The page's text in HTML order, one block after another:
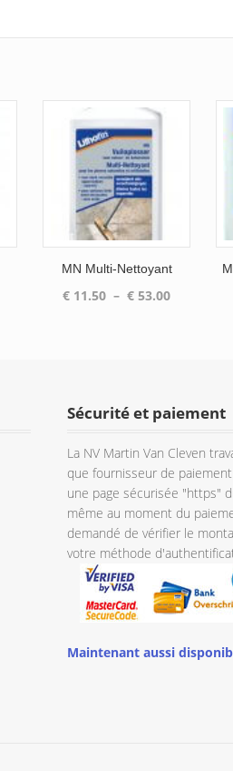
MN Multi-Nettoyant
€ 11.50 – € 53.00Plage
Sécurité et paiement
La NV Martin Van Cleven
que fournisseur de
une page sécurisée "https"
même au moment du
demandé de vérifier le
votre méthode
Maintenant aussi